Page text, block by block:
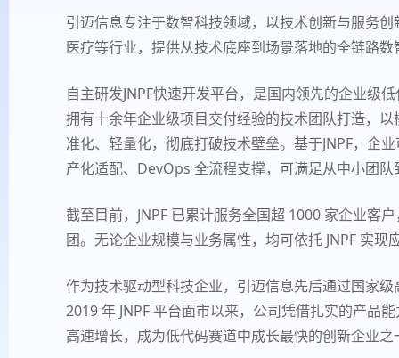
引迈信息专注于数智科技领域，以技术创新与服务
医疗等行业，提供从技术底座到场景落地的全链路
自主研发JNPF快速开发平台，是国内领先的企业级
拥有十余年企业级项目交付经验的技术团队打造，
准化、轻量化，彻底打破技术壁垒。基于JNPF，企
产化适配、DevOps 全流程支撑，可满足从中小团
截至目前，JNPF 已累计服务全国超 1000 家企业客
团。无论企业规模与业务属性，均可依托 JNPF 实
作为技术驱动型科技企业，引迈信息先后通过国家
2019 年 JNPF 平台面市以来，公司凭借扎实的产品
高速增长，成为低代码赛道中成长最快的创新企业之